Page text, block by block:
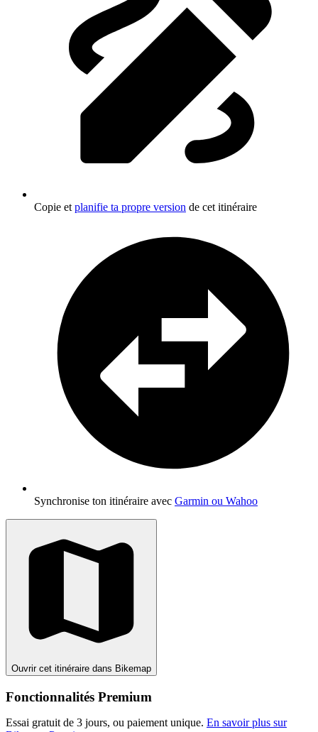
Copie et planifie ta propre version de cet itinéraire
Synchronise ton itinéraire avec Garmin ou Wahoo
Ouvrir cet itinéraire dans Bikemap
Fonctionnalités Premium
Essai gratuit de 3 jours, ou paiement unique. En savoir plus sur